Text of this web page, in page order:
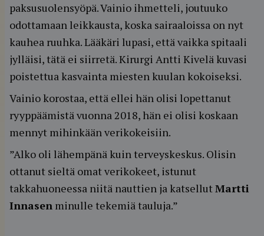
paksusuolensyöpä. Vainio ihmetteli, joutuuko
odottamaan leikkausta, koska sairaaloissa on nyt
kauhea ruuhka. Lääkäri lupasi, että vaikka spitaali
jylläisi, tätä ei siirretä. Kirurgi Antti Kivelä kuvasi
poistettua kasvainta miesten kuulan kokoiseksi.
Vainio korostaa, että ellei hän olisi lopettanut
ryyppäämistä vuonna 2018, hän ei olisi koskaan
mennyt mihinkään verikokeisiin.
”Alko oli lähempänä kuin terveyskeskus. Olisin
ottanut sieltä omat verikokeet, istunut
takkahuoneessa niitä nauttien ja katsellutMartti
Innasen minulle tekemiä tauluja.”